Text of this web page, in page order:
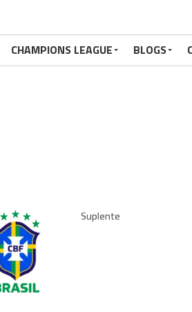
CHAMPIONS LEAGUE BLOGS